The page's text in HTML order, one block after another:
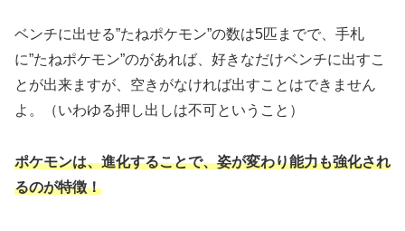
ベンチに出せる”たねポケモン”の数は5匹までで、手札
に”たねポケモン”のがあれば、好きなだけベンチに出すこ
とが出来ますが、空きがなければ出すことはできません
よ。（いわゆる押し出しは不可ということ）
ポケモンは、進化することで、姿が変わり能力も強化され
るのが特徴！